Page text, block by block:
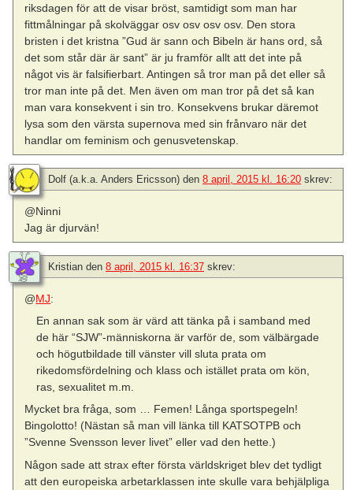
riksdagen för att de visar bröst, samtidigt som man har
fittmålningar på skolväggar osv osv osv osv. Den stora
bristen i det kristna ”Gud är sann och Bibeln är hans ord, så
det som står där är sant” är ju framför allt att det inte på
något vis är falsifierbart. Antingen så tror man på det eller så
tror man inte på det. Men även om man tror på det så kan
man vara konsekvent i sin tro. Konsekvens brukar däremot
lysa som den värsta supernova med sin frånvaro när det
handlar om feminism och genusvetenskap.
Dolf (a.k.a. Anders Ericsson) den 8 april, 2015 kl. 16:20 skrev:
@Ninni
Jag är djurvän!
Kristian den 8 april, 2015 kl. 16:37 skrev:
@MJ:
En annan sak som är värd att tänka på i samband med
de här “SJW”-människorna är varför de, som välbärgade
och högutbildade till vänster vill sluta prata om
rikedomsfördelning och klass och istället prata om kön,
ras, sexualitet m.m.
Mycket bra fråga, som … Femen! Långa sportspegeln!
Bingolotto! (Nästan så man vill länka till KATSOTPB och
”Svenne Svensson lever livet” eller vad den hette.)
Någon sade att strax efter första världskriget blev det tydligt
att den europeiska arbetarklassen inte skulle vara behjälpliga